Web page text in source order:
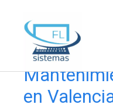
contenido
en